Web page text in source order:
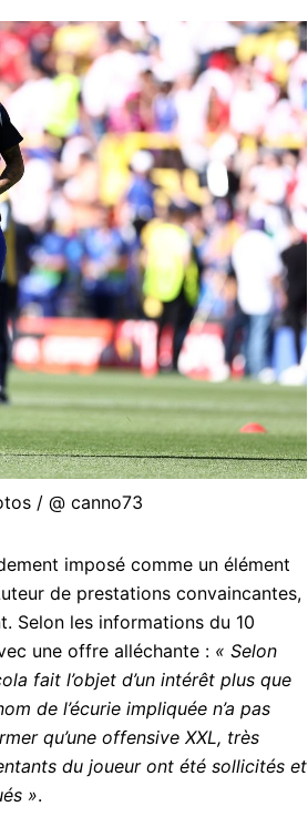
/ @ canno73
imposé comme un élément
de prestations convaincantes,
Selon les informations du 10
une offre alléchante : « Selon
fait l’objet d’un intérêt plus que
de l’écurie impliquée n’a pas
qu’une offensive XXL, très
du joueur ont été sollicités et
».